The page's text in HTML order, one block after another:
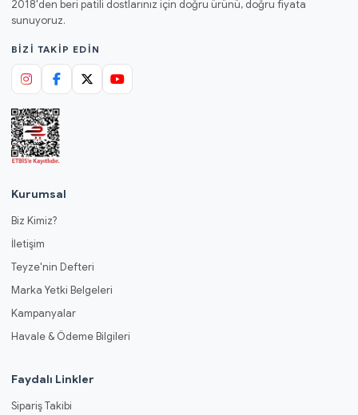
2018'den beri patili dostlarınız için doğru ürünü, doğru fiyata
sunuyoruz.
BIZI TAKIP EDIN
Kurumsal
Biz Kimiz?
İletişim
Teyze'nin Defteri
Marka Yetki Belgeleri
Kampanyalar
Havale & Ödeme Bilgileri
Faydalı Linkler
Sipariş Takibi